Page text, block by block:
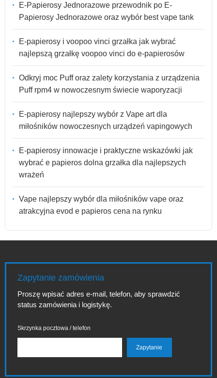
E-Papierosy Jednorazowe przewodnik po E-
Papierosy Jednorazowe oraz wybór best vape tank
E-papierosy i voopoo vinci grzałka jak wybrać
najlepszą grzałkę voopoo vinci do e-papierosów
Odkryj moc Puff oraz zalety korzystania z urządzenia
Puff rpm4 w nowoczesnym świecie waporyzacji
E-papierosy najlepszy wybór z Vape art dla
miłośników nowoczesnych urządzeń vapingowych
E-papierosy innowacje i praktyczne wskazówki jak
wybrać e papieros dolna grzałka dla najlepszych
wrażeń
Vape najlepszy wybór dla miłośników vape oraz
atrakcyjna evod e papieros cena na rynku
Zapytanie zamówienia
Proszę wpisać adres e-mail, telefon, aby sprawdzić
status zamówienia i logistykę.
Skrzynka pocztowa / telefon